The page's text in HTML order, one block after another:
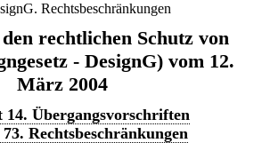
Rechtsbeschränkungen
rechtlichen Schutz von
- DesignG) vom 12.
März 2004
14. Übergangsvorschriften
Rechtsbeschränkungen